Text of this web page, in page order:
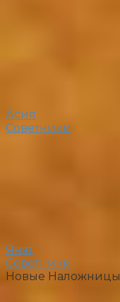
Асия
Советники
Янэт
Советники
Новые Наложницы